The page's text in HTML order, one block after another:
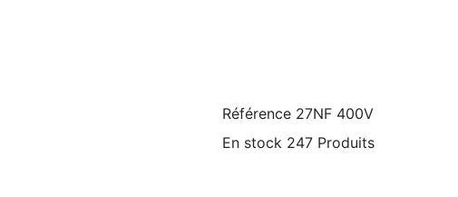
Référence 27NF 400V
En stock 247 Produits